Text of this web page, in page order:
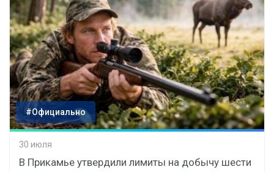
#Официально
30 июля
В Прикамье утвердили лимиты на добычу шести